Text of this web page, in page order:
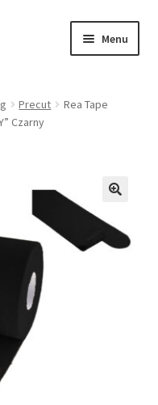
Menu
Rozwiń
Precut
Rea Tape
Czarny